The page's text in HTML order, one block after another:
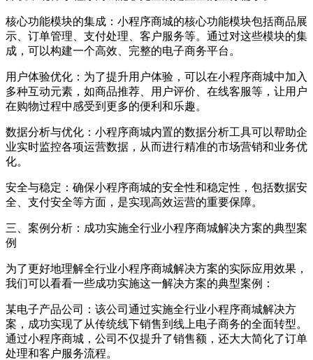
核心功能模块的集成：小程序商城的核心功能模块包括商品展
示、订单管理、支付处理、客户服务等。通过对这些模块的集
成，可以构建一个高效、完整的电子商务平台。
用户体验优化：为了提升用户体验，可以在小程序商城中加入
多种互动元素，如商品推荐、用户评价、在线客服等，让用户
在购物过程中感受到更多的便利和乐趣。
数据分析与优化：小程序商城内置的数据分析工具可以帮助企
业实时监控各项运营数据，从而进行精准的市场营销和业务优
化。
安全与稳定：确保小程序商城的安全性和稳定性，包括数据安
全、支付安全等方面，是实现高效运营的重要保障。
三、案例分析：成功实施全行业小程序商城解决方案的典型案
例
为了更好地理解全行业小程序商城解决方案的实际应用效果，
我们可以看看一些成功实施这一解决方案的典型案例：
某电子产品公司：该公司通过实施全行业小程序商城解决方
案，成功实现了从传统线下销售到线上电子商务的全面转型。
通过小程序商城，公司不仅提升了销售额，还大大简化了订单
处理和客户服务流程。